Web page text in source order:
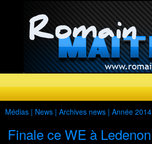
Médias | News | Archives news | Année 2014
Finale ce WE à Ledenon